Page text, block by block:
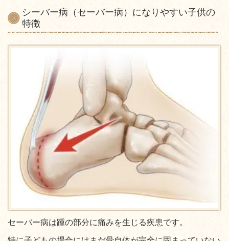
シーバー病（セーバー病）になりやすい子供の
特徴
セーバー病は踵の部分に痛みを生じる疾患です。